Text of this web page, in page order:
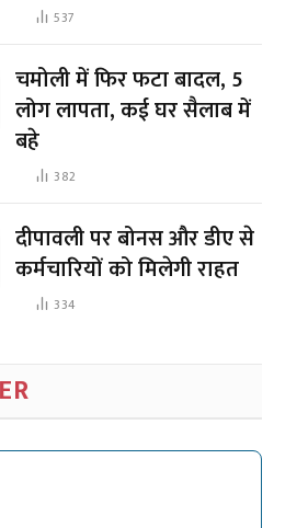
537
चमोली में फिर फटा बादल, 5
लोग लापता, कई घर सैलाब में
बहे
382
दीपावली पर बोनस और डीए से
कर्मचारियों को मिलेगी राहत
334